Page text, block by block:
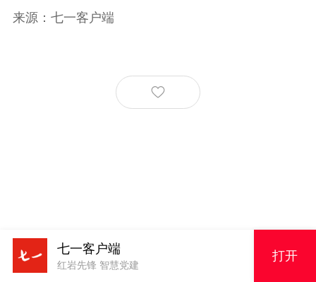
来源：七一客户端
七一客户端
红岩先锋 智慧党建
打开